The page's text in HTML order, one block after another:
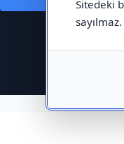
Sitedeki
sayılmaz.